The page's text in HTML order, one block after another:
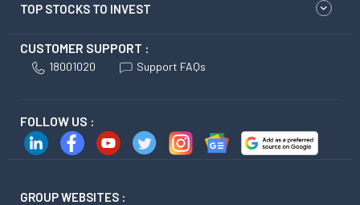
TOP STOCKS TO INVEST
CUSTOMER SUPPORT :
18001020 Support FAQs
FOLLOW US :
GROUP WEBSITES :